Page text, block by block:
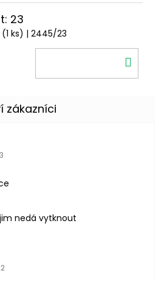
23
(1 ks) | 2445/23
obchodu je 5 z 5 hvězdiček.
nedá vytknout
obchodu je 5 z 5 hvězdiček.